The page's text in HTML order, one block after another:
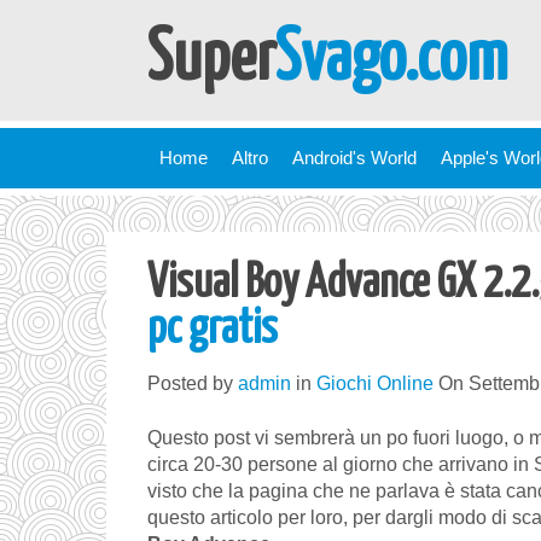
SuperSvago.com
Home Altro Android's World Apple's
Visual Boy Advance GX
pc gratis
Posted by admin in Giochi Online On
Questo post vi sembrerà un po fuori luogo, o
circa 20-30 persone al giorno che arrivano in
visto che la pagina che ne parlava è stata
questo articolo per loro, per dargli modo di